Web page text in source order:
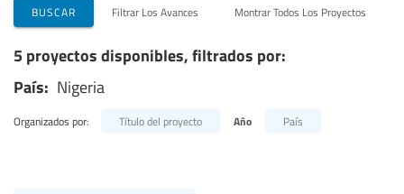
Organizaciones que llevan a cabo el proyecto
Socios para la cooperación
Temas
BUSCAR Filtrar Los Avances Montrar Todos Los Proyectos
5 proyectos disponibles, filtrados por:
País: Nigeria
Organizados por: Título del proyecto Año País